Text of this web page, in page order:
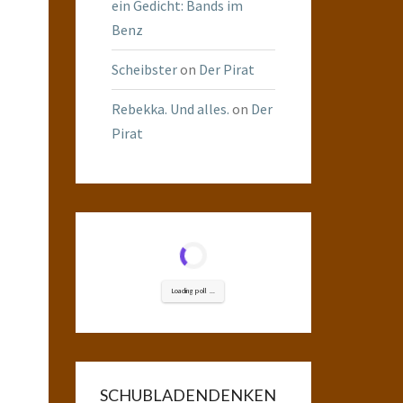
ein Gedicht: Bands im
Benz
Scheibsteron Der Pirat
Rebekka. Und alles. on Der
Pirat
Loading poll ...
SCHUBLADENDENKEN